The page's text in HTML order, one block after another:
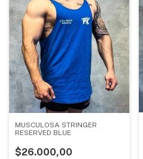
MUSCULOSA STRINGER
RESERVED BLUE
$26.000,00